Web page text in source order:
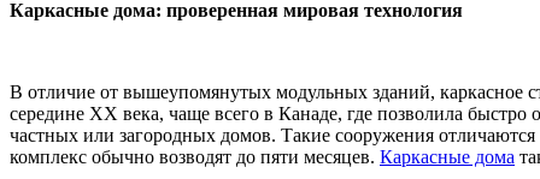
Каркасные дома: проверенная мировая технология
В отличие от вышеупомянутых модульных зданий, каркасное
середине ХХ века, чаще всего в Канаде, где позволила
частных или загородных домов. Такие сооружения
комплекс обычно возводят до пяти месяцев. Каркасные дома